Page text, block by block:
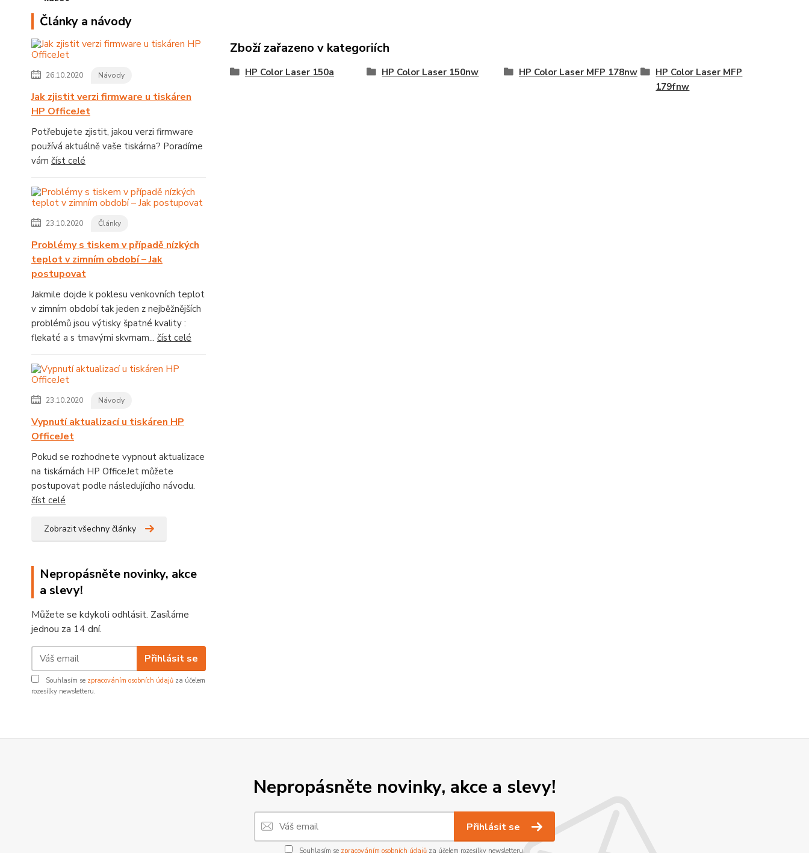
Články a návody
26.10.2020 Návody
Jak zjistit verzi firmware u tiskáren
HP OfficeJet
Potřebujete zjistit, jakou verzi firmware
používá aktuálně vaše tiskárna? Poradíme
vám číst celé
23.10.2020 Články
Problémy s tiskem v případě nízkých
teplot v zimním období – Jak
postupovat
Jakmile dojde k poklesu venkovních teplot
v zimním období tak jeden z nejběžnějších
problémů jsou výtisky špatné kvality :
flekaté a s tmavými skvrnam... číst celé
23.10.2020 Návody
Vypnutí aktualizací u tiskáren HP
OfficeJet
Pokud se rozhodnete vypnout aktualizace
na tiskárnách HP OfficeJet můžete
postupovat podle následujícího návodu.
číst celé
Zobrazit všechny články
Nepropásněte novinky, akce
a slevy!
Můžete se kdykoli odhlásit. Zasíláme
jednou za 14 dní.
Přihlásit se
Souhlasím se zpracováním osobních údajů za účelem
rozesílky newsletteru.
Zboží zařazeno v kategoriích
HP Color Laser 150a HP Color Laser 150nw HP Color Laser MFP 178nw
HP Color Laser MFP
179fnw
Nepropásněte novinky, akce a slevy!
Přihlásit se
Souhlasím se zpracováním osobních údajůza účelem rozesílky newsletteru.